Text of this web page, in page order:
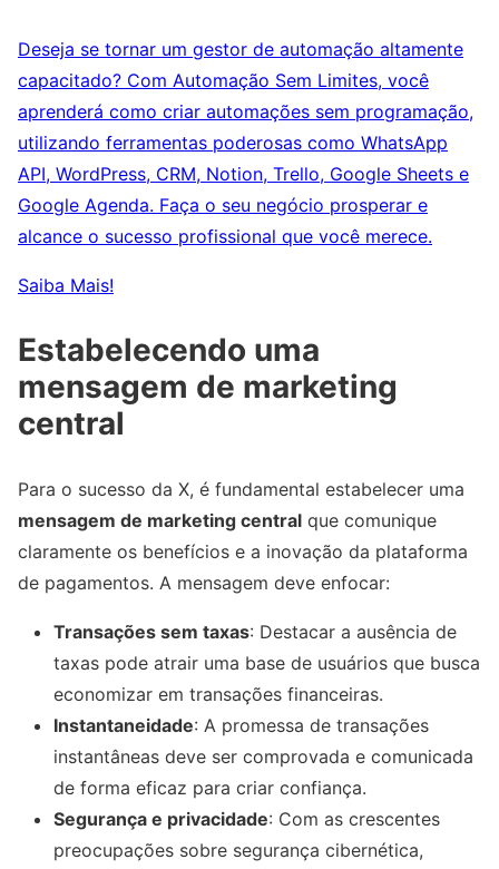
Deseja se tornar um gestor de automação altamente
capacitado? Com Automação Sem Limites, você
aprenderá como criar automações sem programação,
utilizando ferramentas poderosas como WhatsApp
API, WordPress, CRM, Notion, Trello, Google Sheets e
Google Agenda. Faça o seu negócio prosperar e
alcance o sucesso profissional que você merece.
Saiba Mais!
Estabelecendo uma
mensagem de marketing
central
Para o sucesso da X, é fundamental estabelecer uma
mensagem de marketing central que comunique
claramente os benefícios e a inovação da plataforma
de pagamentos. A mensagem deve enfocar:
Transações sem taxas: Destacar a ausência de
taxas pode atrair uma base de usuários que busca
economizar em transações financeiras.
Instantaneidade: A promessa de transações
instantâneas deve ser comprovada e comunicada
de forma eficaz para criar confiança.
Segurança e privacidade: Com as crescentes
preocupações sobre segurança cibernética,